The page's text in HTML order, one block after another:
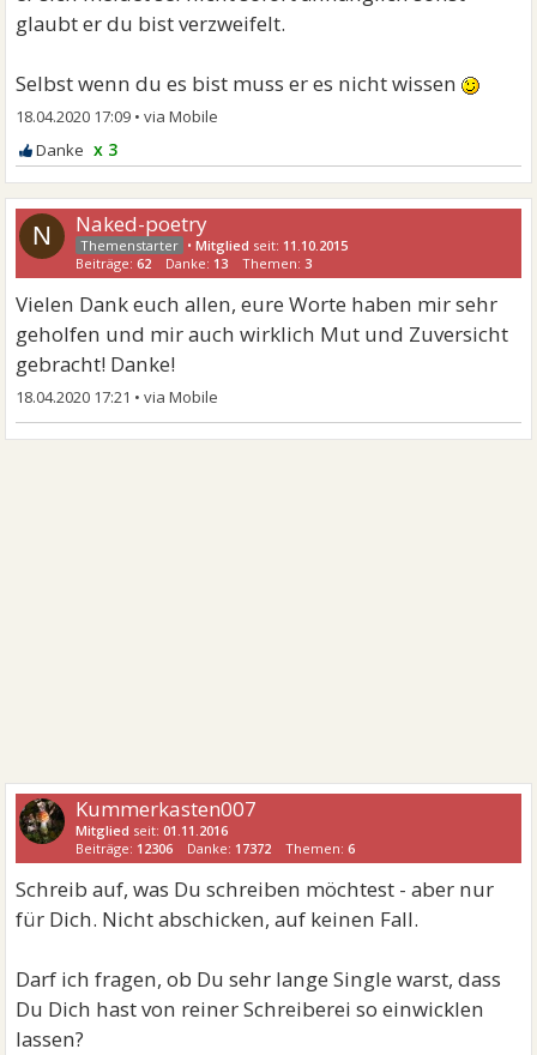
glaubt er du bist verzweifelt.
Selbst wenn du es bist muss er es nicht wissen
18.04.2020 17:09 •
x 3
N Naked-poetry
•Mitglied seit: 11.10.2015
Beiträge:62 Danke: 13 Themen:3
Vielen Dank euch allen, eure Worte haben mir sehr
geholfen und mir auch wirklich Mut und Zuversicht
gebracht! Danke!
18.04.2020 17:21 •
Kummerkasten007
Mitglied seit:01.11.2016
Beiträge: 12306 Danke: 17372 Themen:6
Schreib auf, was Du schreiben möchtest - aber nur
für Dich. Nicht abschicken, auf keinen Fall.
Darf ich fragen, ob Du sehr lange Single warst, dass
Du Dich hast von reiner Schreiberei so einwicklen
lassen?